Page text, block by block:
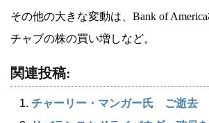
その他の大きな変動は、Bank of
チャブの株の買い増しなど。
関連投稿:
チャーリー・マンガー氏 ご逝去